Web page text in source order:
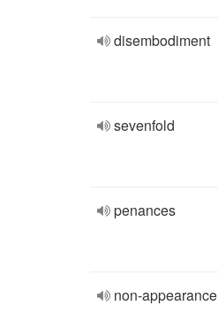
disembodiment
sevenfold
penances
non-appearance